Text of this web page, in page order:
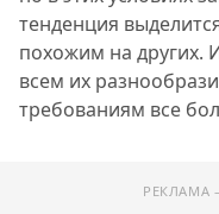
тенденция
похожим на других.
всем их
требованиям все
РЕКЛАМА